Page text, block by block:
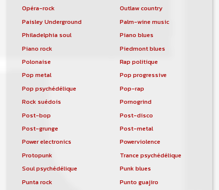
Opéra-rock
Outlaw country
Paisley Underground
Palm-wine music
Philadelphia soul
Piano blues
Piano rock
Piedmont blues
Polonaise
Rap politique
Pop metal
Pop progressive
Pop psychédélique
Pop-rap
Rock suédois
Pornogrind
Post-bop
Post-disco
Post-grunge
Post-metal
Power electronics
Powerviolence
Protopunk
Trance psychédélique
Soul psychédélique
Punk blues
Punta rock
Punto guajiro